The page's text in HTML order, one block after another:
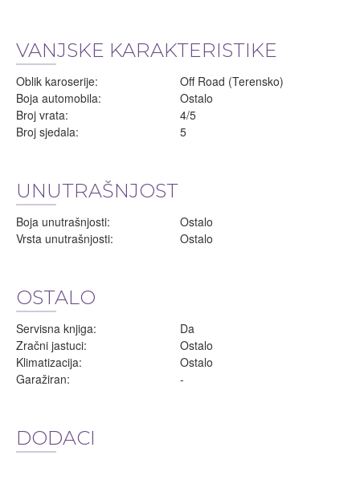
VANJSKE KARAKTERISTIKE
Oblik karoserije:
Off Road (Terensko)
Boja automobila:
Ostalo
Broj vrata:
4/5
Broj sjedala:
5
UNUTRAŠNJOST
Boja unutrašnjosti:
Ostalo
Vrsta unutrašnjosti:
Ostalo
OSTALO
Servisna knjiga:
Da
Zračni jastuci:
Ostalo
Klimatizacija:
Ostalo
Garažiran:
-
DODACI